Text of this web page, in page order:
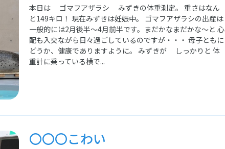
本日は ゴマフアザラシ みずきの体重測定。 重さはなん
と149キロ！ 現在みずきは妊娠中。 ゴマフアザラシの出産は
一般的には2月後半～4月前半です。まだかなまだかな～と 心
配も入交ながら日々過ごしているのですが・・・ 母子ともに
どうか、健康でありますように。 みずきが しっかりと 体
重計に乗っている横で...
〇〇〇こわい